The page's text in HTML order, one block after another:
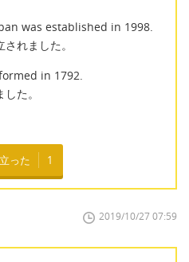
was established in 1998.
れました。
in 1792.
た。
った 1
2019/10/27 07:59